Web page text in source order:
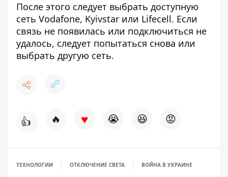
После этого следует выбрать доступную
сеть Vodafone, Kyivstar или Lifecell. Если
связь не появилась или подключиться не
удалось, следует попытаться снова или
выбрать другую сеть.
👍 🔥 ♥ 😭 😆 😡
ТЕХНОЛОГИИ ОТКЛЮЧЕНИЕ СВЕТА ВОЙНА В УКРАИНЕ